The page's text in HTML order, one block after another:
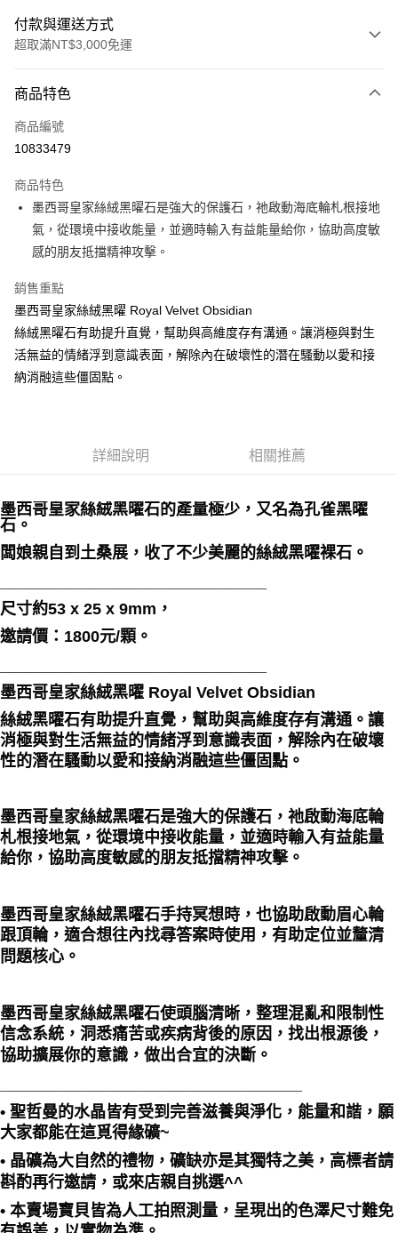
付款與運送方式
超取滿NT$3,000免運
信用卡一次付款
超商取貨付款
Apple Pay
街口支付
ATM付款
全家取貨付款
每筆NT$80，滿NT$3,000(含以上)免運費
每筆NT$80，滿NT$3,000(含以上)免運費
郵局幫你送（離島）
付款後門市自取
免運費
商品特色
商品編號
10833479
商品特色
墨西哥皇家絲絨黑曜石是強大的保護石，祂啟動海底輪札根接地
氣，從環境中接收能量，並適時輸入有益能量給你，協助高度敏
感的朋友抵擋精神攻擊。
銷售重點
墨西哥皇家絲絨黑曜 Royal Velvet Obsidian
絲絨黑曜石有助提升直覺，幫助與高維度存有溝通。讓消極與對生
活無益的情緒浮到意識表面，解除內在破壞性的潛在騷動以愛和接
納消融這些僵固點。
詳細說明 相關推薦
墨西哥皇家絲絨黑曜石的產量極少，又名為孔雀黑曜
石。
闆娘親自到土桑展，收了不少美麗的絲絨黑曜裸石。
尺寸約53 x 25 x 9mm，
邀請價：1800元/顆。
墨西哥皇家絲絨黑曜 Royal Velvet Obsidian
絲絨黑曜石有助提升直覺 ，幫助與高維度存有溝通。讓
消極與對生活無益的情緒浮到意識表面，解除內在破壞
性的潛在騷動以愛和接納消融這些僵固點。
墨西哥皇家絲絨黑曜石是強大的保護石，祂啟動海底輪
札根接地氣，從環境中接收能量，並適時輸入有益能量
給你，協助高度敏感的朋友抵擋精神攻擊。
墨西哥皇家絲絨黑曜石手持冥想時，也協助啟動眉心輪
跟頂輪，適合想往內找尋答案時使用，有助定位並釐清
問題核心。
墨西哥皇家絲絨黑曜石使頭腦清晰，整理混亂和限制性
信念系統，洞悉痛苦或疾病背後的原因，找出根源後，
協助擴展你的意識，做出合宜的決斷。
• 聖哲曼的水晶皆有受到完善滋養與淨化，能量和諧，願
大家都能在這覓得緣礦~
• 晶礦為大自然的禮物，礦缺亦是其獨特之美，高標者請
斟酌再行邀請，或來店親自挑選^^
• 本賣場寶貝皆為人工拍照測量，呈現出的色澤尺寸難免